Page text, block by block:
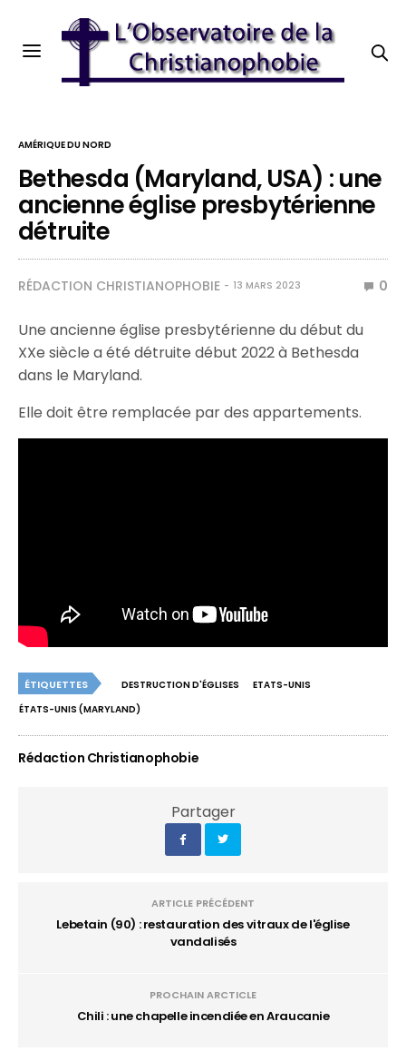
AMÉRIQUE DU NORD
Bethesda (Maryland, USA) : une
ancienne église presbytérienne
détruite
RÉDACTION CHRISTIANOPHOBIE 13 MARS 2023 0
Une ancienne église presbytérienne du début du
XXe siècle a été détruite début 2022 à Bethesda
dans le Maryland.
Elle doit être remplacée par des appartements.
ÉTIQUETTES DESTRUCTION D'ÉGLISES
ETATS-UNIS
ÉTATS-UNIS (MARYLAND)
Rédaction Christianophobie
Partager
ARTICLE PRÉCÉDENT
Lebetain (90) : restauration des vitraux de l'église
vandalisés
PROCHAIN ARCTICLE
Chili : une chapelle incendiée en Araucanie